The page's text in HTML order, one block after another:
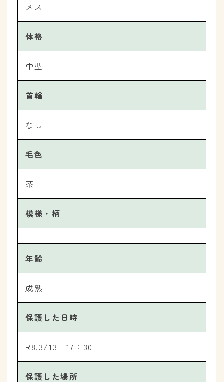
メス
体格
中型
首輪
なし
毛色
茶
模様・柄
年齢
成熟
保護した日時
R8.3/13 17：30
保護した場所